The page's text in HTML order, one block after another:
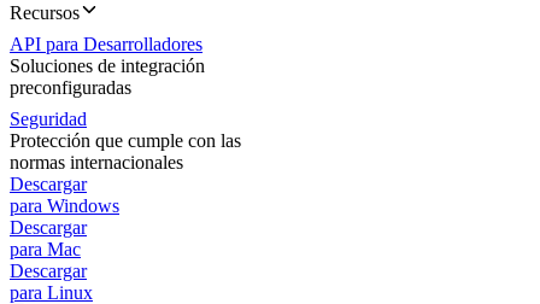
Recursos
API para Desarrolladores
Soluciones de integración
preconfiguradas
Seguridad
Protección que cumple con las
normas internacionales
Descargar
para Windows
Descargar
para Mac
Descargar
para Linux